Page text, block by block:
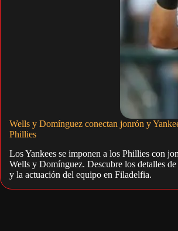
Wells y Domínguez conectan jonrón y
Phillies
Los Yankees se imponen a los Phillies con
Wells y Domínguez. Descubre los detalles
y la actuación del equipo en Filadelfia.